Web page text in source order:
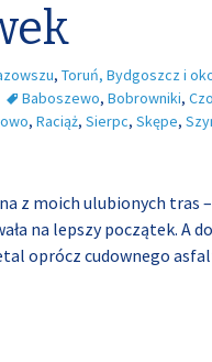
, Toruń, Bydgoszcz i
Baboszewo, Bobrowniki,
, Raciąż, Sierpc, Skępe,
z moich ulubionych
na lepszy początek. A
oprócz cudownego